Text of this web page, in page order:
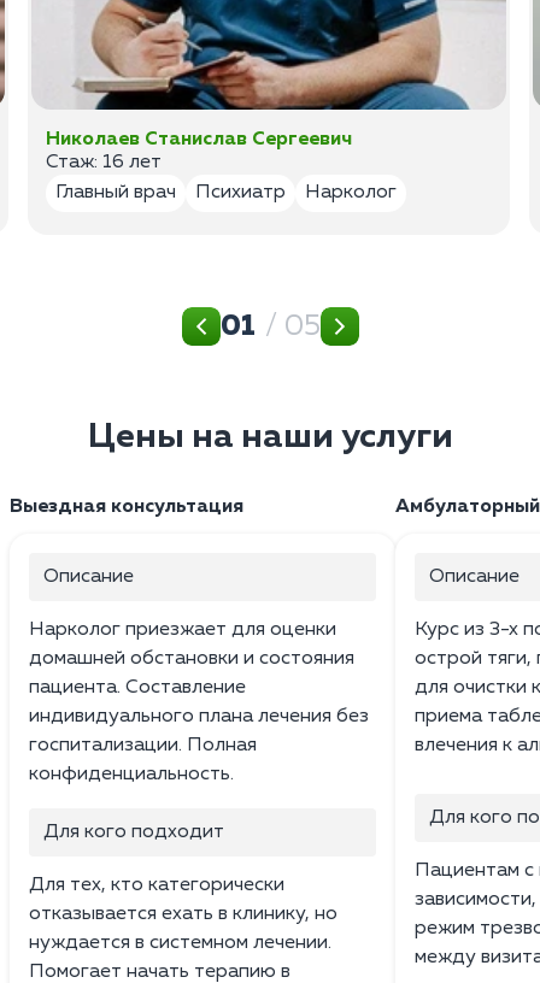
Николаев Станислав Сергеевич
Стаж: 16 лет
Главный врач
Психиатр Нарколог
01 / 05
Цены на наши услуги
Выездная консультация
Описание
Нарколог приезжает для оценки
домашней обстановки и состояния
пациента. Составление
индивидуального плана лечения без
госпитализации. Полная
конфиденциальность.
Для кого подходит
Для тех, кто категорически
отказывается ехать в клинику, но
нуждается в системном лечении.
Помогает начать терапию в
Описание
Курс из 3-х
острой тяги,
для очистки
приема
влечения к
Для кого
Пациентам с
режим
между